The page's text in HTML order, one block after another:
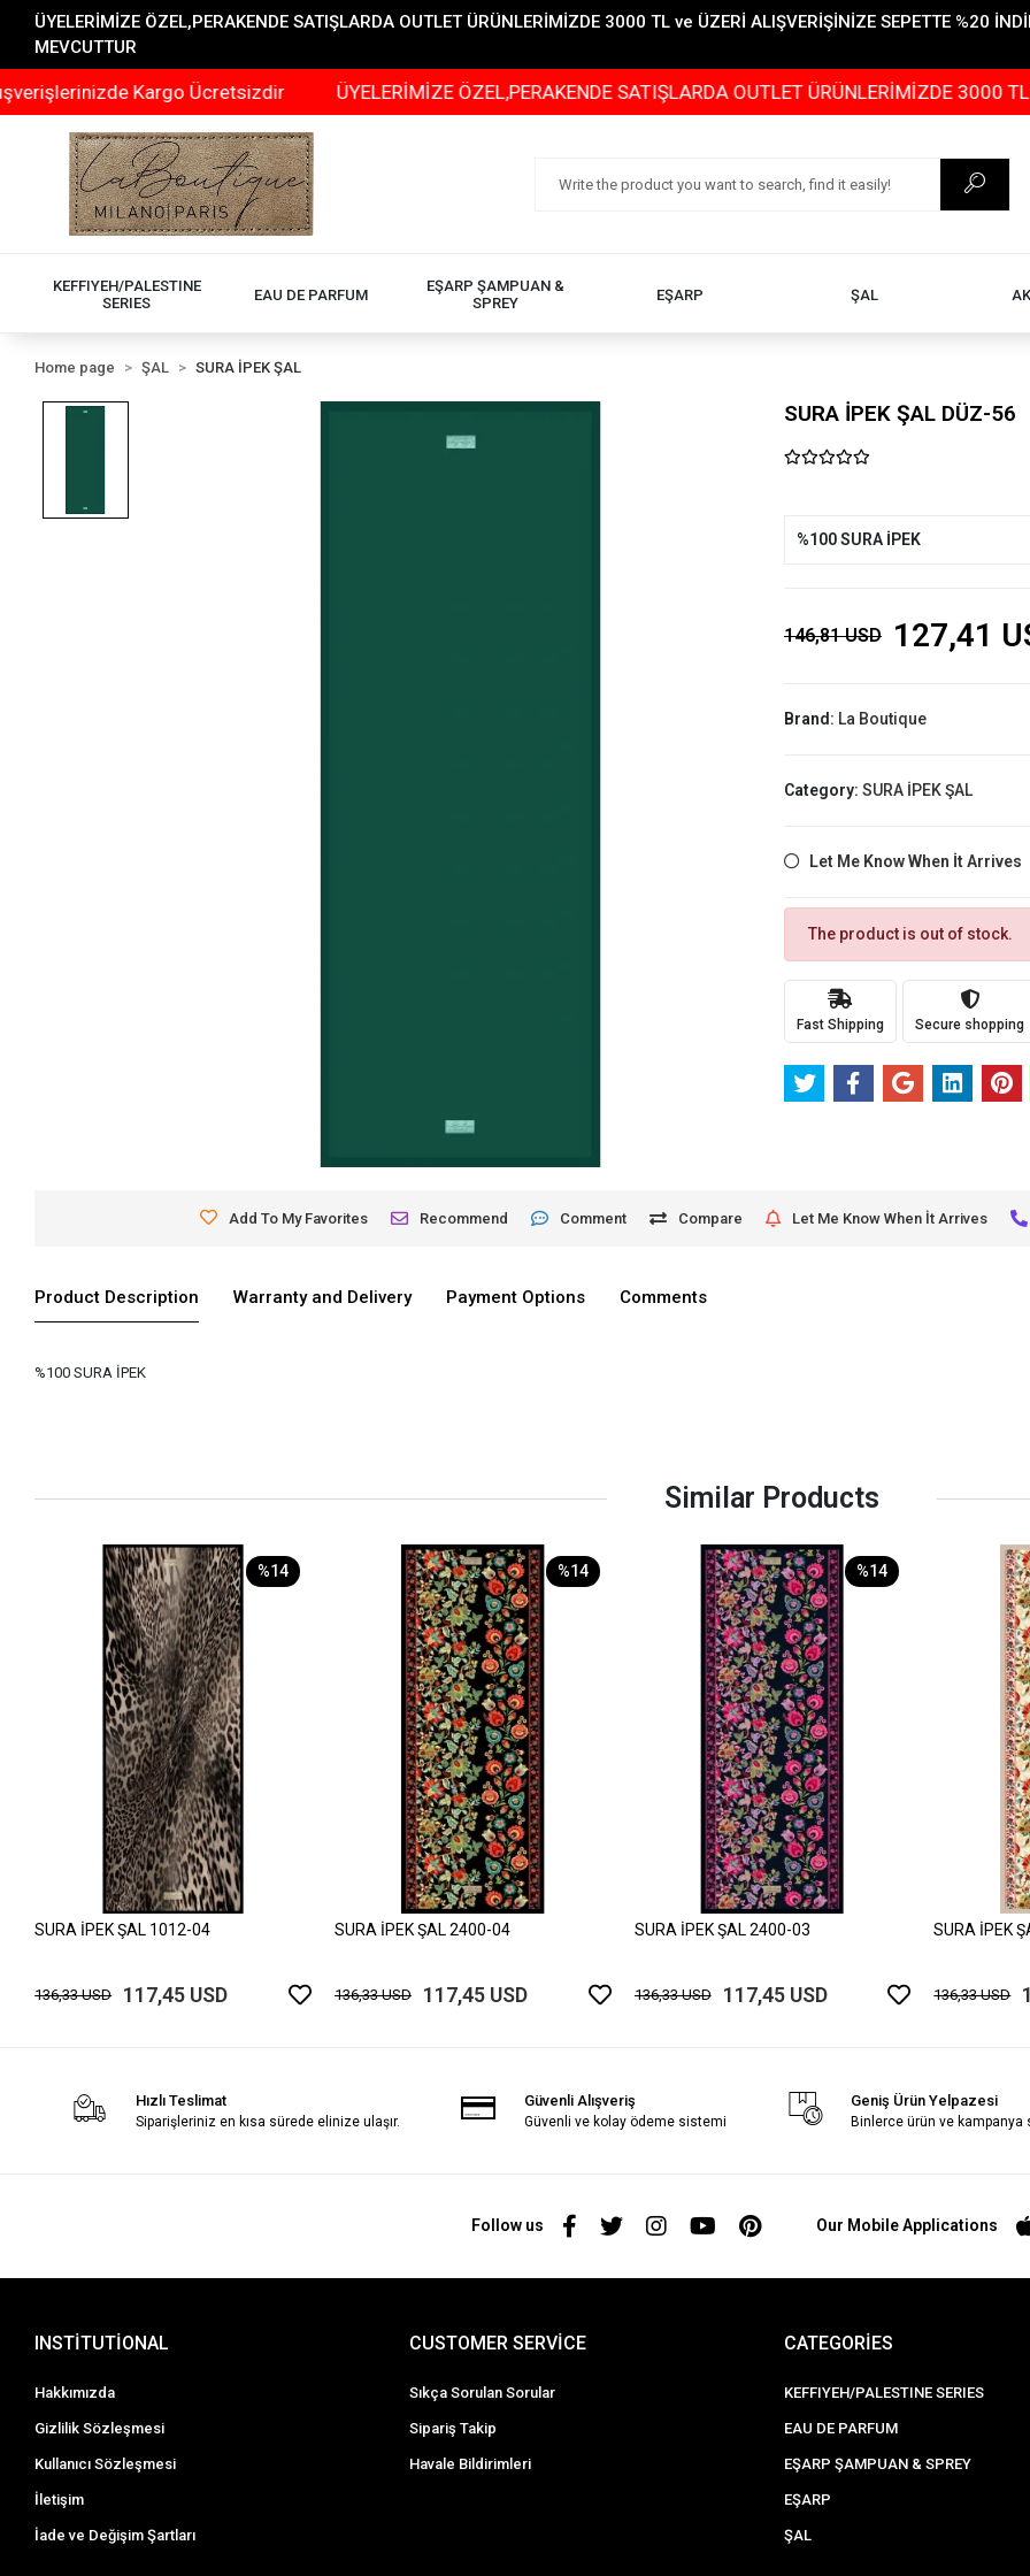
ÜYELERİMİZE ÖZEL,PERAKENDE SATIŞLARDA OUTLET ÜRÜNLERİMİZDE 3000 TL ve ÜZERİ ALIŞVERİŞİNİZE SEPETTE %20
MEVCUTTUR
Kargo Ücretsizdir ÜYELERİMİZE ÖZEL,PERAKENDE SATIŞLARDA OUTLET ÜRÜNLERİMİZDE 3000 TL
KEFFIYEH/PALESTINE
SERIES
EAU DE PARFUM
EŞARP ŞAMPUAN &
SPREY
EŞARP ŞAL
Home page ŞAL SURA İPEK ŞAL
SURA İPEK ŞAL DÜZ-56
%100 SURA İPEK
146,81 USD 127,41
Brand: La Boutique
Category: SURA İPEK ŞAL
Let Me Know When İt Arrives
The product is out of stock.
Fast Shipping Secure shopping
Add To My Favorites Recommend Comment Compare Let Me Know When İt Arrives
Product Description Warranty and Delivery Payment Options Comments
%100 SURA İPEK
Similar Products
%14
SURA İPEK ŞAL 1012-04
136,33 USD 117,45 USD
%14
SURA İPEK ŞAL 2400-04
136,33 USD 117,45 USD
%14
SURA İPEK ŞAL 2400-03
136,33 USD 117,45 USD
SURA İPEK
136,33 USD
Hızlı Teslimat
Siparişleriniz en kısa sürede elinize ulaşır.
Güvenli Alışveriş
Güvenli ve kolay ödeme sistemi
Geniş Ürün Yelpazesi
Binlerce ürün ve kampanya
Follow us Our Mobile Applications
INSTİTUTİONAL
Hakkımızda
Gizlilik Sözleşmesi
Kullanıcı Sözleşmesi
İletişim
İade ve Değişim Şartları
CUSTOMER SERVİCE
Sıkça Sorulan Sorular
Sipariş Takip
Havale Bildirimleri
CATEGORİES
KEFFIYEH/PALESTINE SERIES
EAU DE PARFUM
EŞARP ŞAMPUAN & SPREY
EŞARP
ŞAL